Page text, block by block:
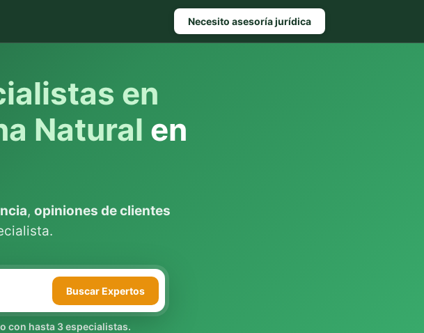
Necesito asesoría jurídica
en
Natural en
, opiniones de clientes
BuscarExpertos
con hasta 3 especialistas.